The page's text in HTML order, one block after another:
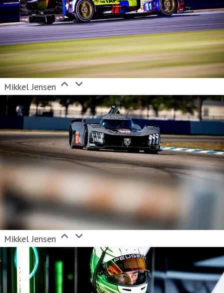
Mikkel Jensen
Mikkel Jensen